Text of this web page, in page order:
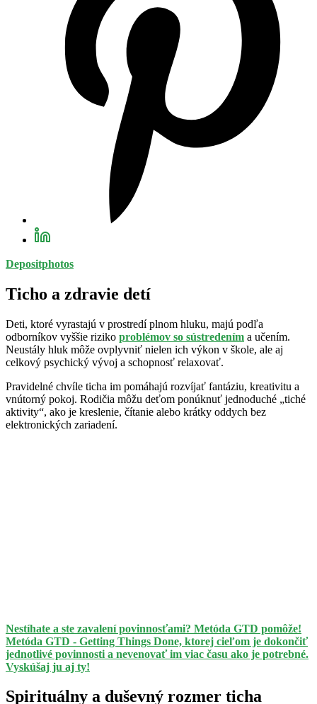
Depositphotos
Ticho a zdravie detí
Deti, ktoré vyrastajú v prostredí plnom hluku, majú podľa
odborníkov vyššie riziko problémov so sústredením a učením.
Neustály hluk môže ovplyvniť nielen ich výkon v škole, ale aj
celkový psychický vývoj a schopnosť relaxovať.
Pravidelné chvíle ticha im pomáhajú rozvíjať fantáziu, kreativitu a
vnútorný pokoj. Rodičia môžu deťom ponúknuť jednoduché „tiché
aktivity“, ako je kreslenie, čítanie alebo krátky oddych bez
elektronických zariadení.
Nestíhate a ste zavalení povinnosťami? Metóda GTD pomôže!
Metóda GTD - Getting Things Done, ktorej cieľom je dokončiť
jednotlivé povinnosti a nevenovať im viac času ako je potrebné.
Vyskúšaj ju aj ty!
Spirituálny a duševný rozmer ticha